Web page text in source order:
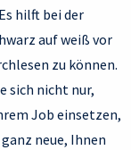
hilft bei der
auf weiß vor
zu können.
sich nicht nur,
Job einsetzen,
neue, Ihnen